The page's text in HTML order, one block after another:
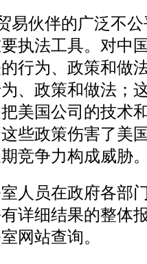
易伙伴的广泛不
执法工具。对中
行为、政策和做
、政策和做法；
美国公司的技术
些政策伤害了美
竞争力构成威胁
人员在政府各部
详细结果的整体
网站查询。